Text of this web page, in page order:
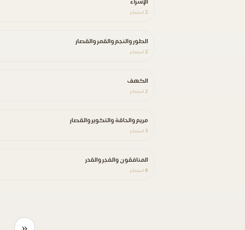
الإسراء
2 استماع
الطور والنجم والقمر والقصار
2 استماع
الكهف
2 استماع
مريم والحاقة والتكوير والقصار
3 استماع
المنافقون والفجر والقدر
0 استماع